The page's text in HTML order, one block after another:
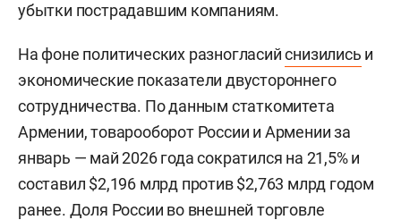
убытки пострадавшим компаниям.
На фоне политических разногласийснизились и
экономические показатели двустороннего
сотрудничества. По данным статкомитета
Армении, товарооборот России и Армении за
январь — май 2026 года сократился на 21,5% и
составил $2,196 млрд против $2,763 млрд годом
ранее. Доля России во внешней торговле